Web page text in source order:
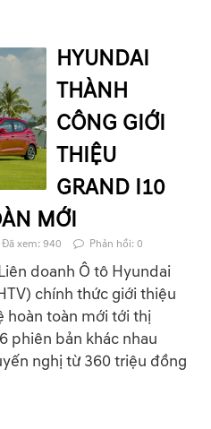
HYUNDAI
THÀNH
CÔNG GIỚI
THIỆU
GRAND I10
MỚI
Đã xem: 940 Phản hồi: 0
doanh Ô tô Hyundai
chính thức giới thiệu
hoàn toàn mới tới thị
phiên bản khác nhau
nghị từ 360 triệu đồng